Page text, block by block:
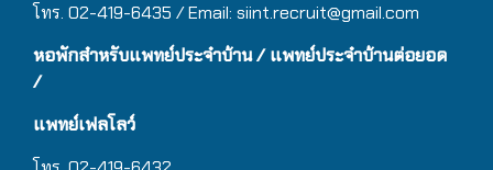
โทร. 02-419-6435 / Email: siint.recruit@gmail.com
หอพักสำหรับแพทย์ประจำบ้าน/ แพทย์ประจำบ้านต่อยอด
/
แพทย์เฟลโลว์